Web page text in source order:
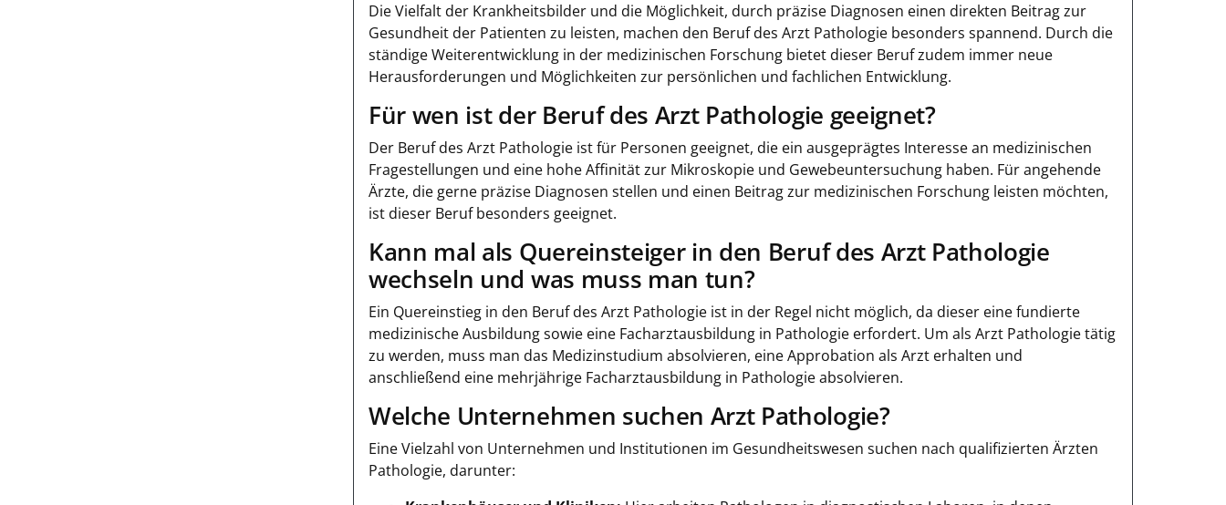
Die Vielfalt der Krankheitsbilder und die Möglichkeit, durch präzise Diagnosen einen direkten Beitrag zur
Gesundheit der Patienten zu leisten, machen den Beruf des Arzt Pathologie besonders spannend. Durch die
ständige Weiterentwicklung in der medizinischen Forschung bietet dieser Beruf zudem immer neue
Herausforderungen und Möglichkeiten zur persönlichen und fachlichen Entwicklung.
Für wen ist der Beruf des Arzt Pathologie geeignet?
Der Beruf des Arzt Pathologie ist für Personen geeignet, die ein ausgeprägtes Interesse an medizinischen
Fragestellungen und eine hohe Affinität zur Mikroskopie und Gewebeuntersuchung haben. Für angehende
Ärzte, die gerne präzise Diagnosen stellen und einen Beitrag zur medizinischen Forschung leisten möchten,
ist dieser Beruf besonders geeignet.
Kann mal als Quereinsteiger in den Beruf des Arzt Pathologie
wechseln und was muss man tun?
Ein Quereinstieg in den Beruf des Arzt Pathologie ist in der Regel nicht möglich, da dieser eine fundierte
medizinische Ausbildung sowie eine Facharztausbildung in Pathologie erfordert. Um als Arzt Pathologie tätig
zu werden, muss man das Medizinstudium absolvieren, eine Approbation als Arzt erhalten und
anschließend eine mehrjährige Facharztausbildung in Pathologie absolvieren.
Welche Unternehmen suchen Arzt Pathologie?
Eine Vielzahl von Unternehmen und Institutionen im Gesundheitswesen suchen nach qualifizierten Ärzten
Pathologie, darunter: